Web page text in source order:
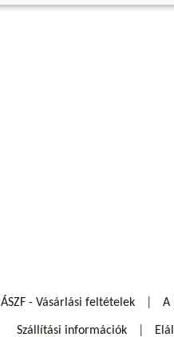
ÁSZF - Vásárlási feltételek A
Szállítási információk